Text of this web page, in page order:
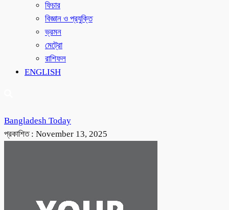
ফিচার
বিজ্ঞান ও প্রযুক্তি
ভ্রমন
মেট্রো
রাশিফল
ENGLISH
Bangladesh Today
প্রকাশিত : November 13, 2025